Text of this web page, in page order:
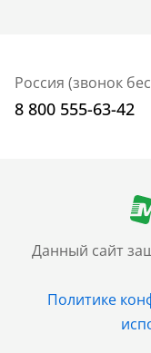
Данный сайт
Политике
Россия (звонок
8 800 555-63-42
+7 (499) 705-
Санкт-Петербург
+7 (812) 600-
Барнаул
+7 (961) 999-